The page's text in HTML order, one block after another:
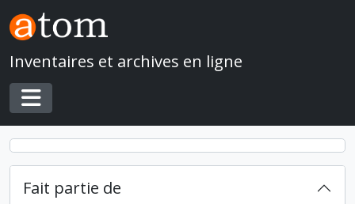
Skip to main content
Inventaires et archives en ligne
Toggle navigation
Fait partie de